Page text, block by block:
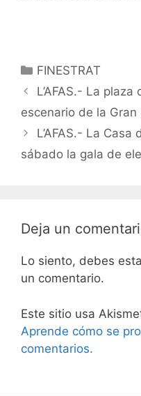
Categorías
FINESTRAT
L’AFAS.- La
escenario de la
L’AFAS.- La
sábado la gala de
Deja un
Lo siento, debes
un comentario.
Este sitio usa
Aprende cómo se
comentarios.